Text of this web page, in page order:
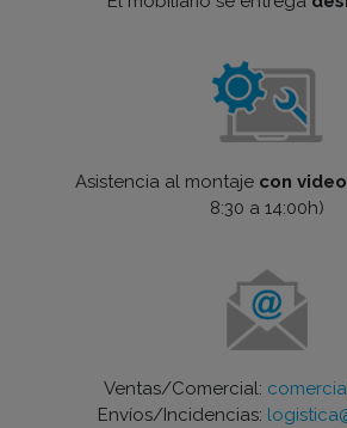
Asistencia al montaje con
8:30 a 14:00h)
Ventas/Comercial:
Envíos/Incidencias: